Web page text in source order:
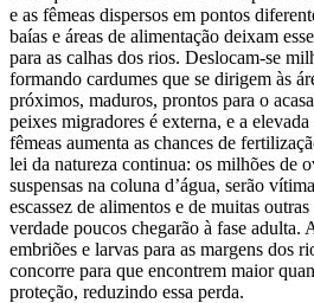
e as fêmeas dispersos em pontos
baías e áreas de alimentação deixam
para as calhas dos rios. Deslocam-se
formando cardumes que se dirigem às
próximos, maduros, prontos para o
peixes migradores é externa, e a
fêmeas aumenta as chances de
lei da natureza continua: os milhões de
suspensas na coluna d’água, serão
escassez de alimentos e de muitas
verdade poucos chegarão à fase adulta.
embriões e larvas para as margens dos
concorre para que encontrem maior
proteção, reduzindo essa perda.